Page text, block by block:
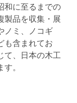
和に至るまでの
製品を収集・展
ノミ、ノコギ
も含まれてお
て、日本の木工
。